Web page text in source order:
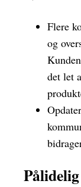
Flere
og
det let